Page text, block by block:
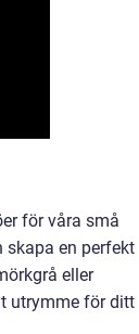
för våra små
skapa en perfekt
eller
utrymme för ditt